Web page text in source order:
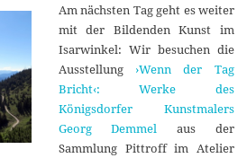
Am nächsten Tag geht es weiter
mit der Bildenden Kunst im
Isarwinkel: Wir besuchen die
Ausstellung ›Wenn der Tag
Bricht‹: Werke des
Königsdorfer Kunstmalers
Georg Demmelaus der
Sammlung Pittroff im Atelier